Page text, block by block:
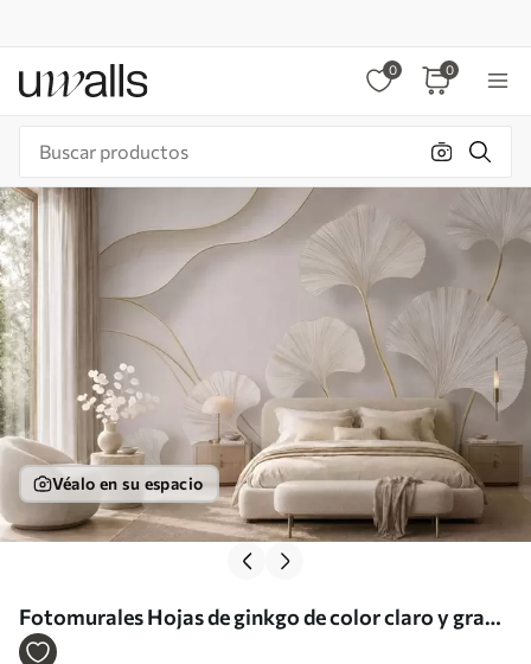
0 0
Véalo en su espacio
Fotomurales Hojas de ginkgo de color claro y gran
volumen, con líneas fluidas sobre un fondo de